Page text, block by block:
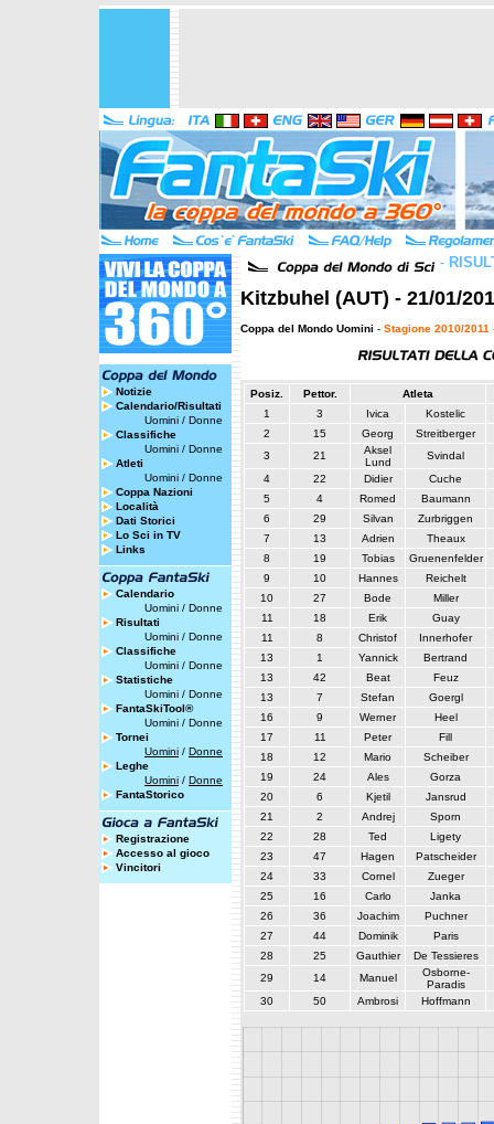
Notizie
Calendario/Risultati
Uomini / Donne
Classifiche
Uomini / Donne
Atleti
Uomini / Donne
Coppa Nazioni
Località
Dati Storici
Lo Sci in TV
Links
Calendario
Uomini / Donne
Risultati
Uomini / Donne
Classifiche
Uomini / Donne
Statistiche
Uomini / Donne
FantaSkiTool®
Uomini / Donne
Tornei
Uomini / Donne
Leghe
Uomini / Donne
FantaStorico
Registrazione
Accesso al gioco
Vincitori
-
Kitzbuhel (AUT) - 21/01/
Coppa del Mondo Uomini - Stagione 2010/2011
Posiz. Pettor.
Atleta
1
3 Ivica
Kostelic
2
15 Georg
Streitberger
3
21
Aksel
Lund
Svindal
4
22 Didier
Cuche
5
4 Romed
Baumann
6
29 Silvan
Zurbriggen
7
13 Adrien
Theaux
8
19 Tobias
Gruenenfelder
9
10 Hannes
Reichelt
10
27 Bode
Miller
11
18 Erik
Guay
11
8 Christof
Innerhofer
13
1 Yannick
Bertrand
13
42 Beat
Feuz
13
7 Stefan
Goergl
16
9 Werner
Heel
17
11 Peter
Fill
18
12 Mario
Scheiber
19
24 Ales
Gorza
20
6 Kjetil
Jansrud
21
2 Andrej
Sporn
22
28 Ted
Ligety
23
47 Hagen
Patscheider
24
33 Cornel
Zueger
25
16 Carlo
Janka
26
36 Joachim
Puchner
27
44 Dominik
Paris
28
25 Gauthier
De Tessieres
29
14 Manuel
Osborne-
Paradis
30
50 Ambrosi Hoffmann